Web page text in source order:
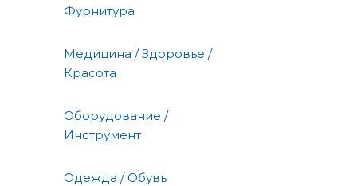
Фурнитура
Медицина / Здоровье /
Красота
Оборудование /
Инструмент
Одежда / Обувь